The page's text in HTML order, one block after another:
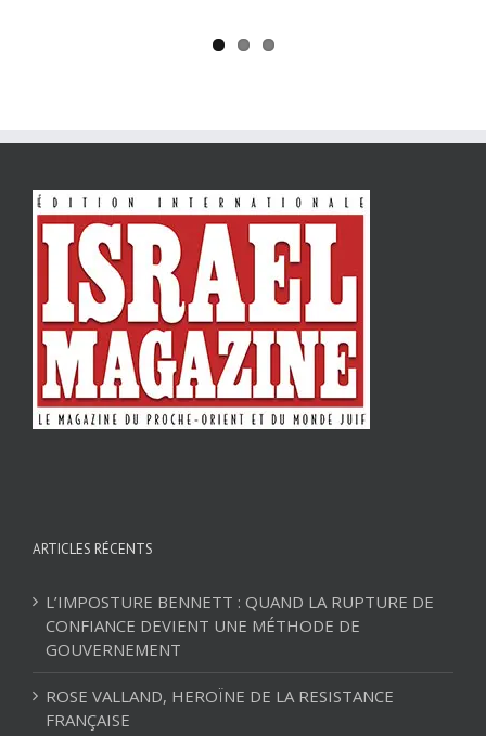
ARTICLES RÉCENTS
L’IMPOSTURE BENNETT : QUAND LA RUPTURE DE
CONFIANCE DEVIENT UNE MÉTHODE DE
GOUVERNEMENT
ROSE VALLAND, HEROÏNE DE LA RESISTANCE
FRANÇAISE